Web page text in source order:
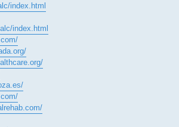
index.html
index.html